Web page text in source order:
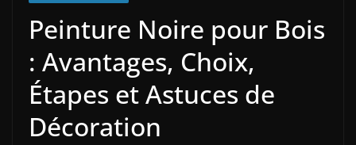
Peinture Noire pour Bois
: Avantages, Choix,
Étapes et Astuces de
Décoration